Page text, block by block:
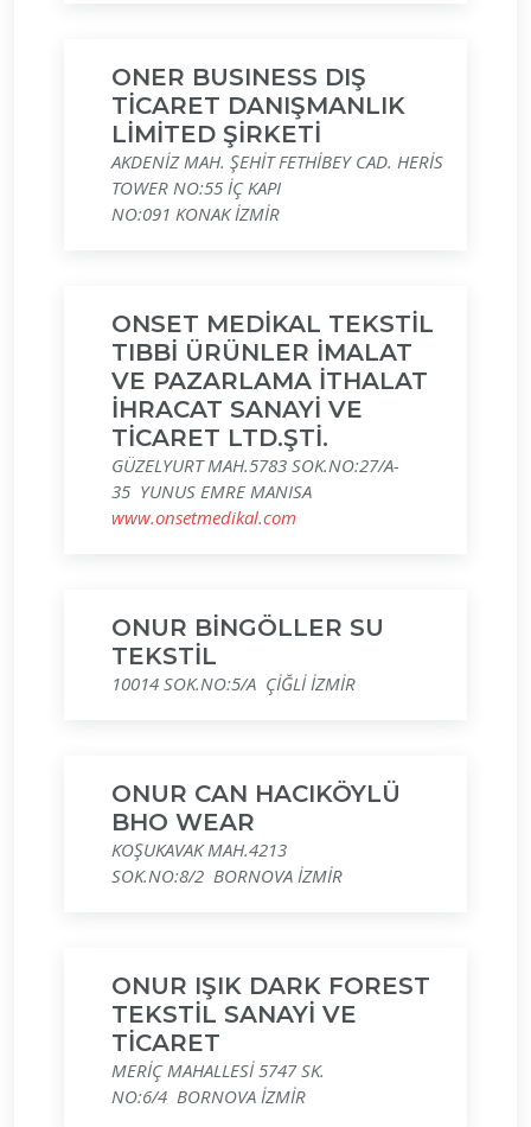
ONER BUSINESS DIŞ
TİCARET DANIŞMANLIK
LİMİTED ŞİRKETİ
AKDENİZ MAH. ŞEHİT FETHİBEY CAD. HERİS
TOWER NO:55 İÇ KAPI
NO:091 KONAK İZMİR
ONSET MEDİKAL TEKSTİL
TIBBİ ÜRÜNLER İMALAT
VE PAZARLAMA İTHALAT
İHRACAT SANAYİ VE
TİCARET LTD.ŞTİ.
GÜZELYURT MAH.5783 SOK.NO:27/A-
35 YUNUS EMRE MANISA
www.onsetmedikal.com
ONUR BİNGÖLLER SU
TEKSTİL
10014 SOK.NO:5/A ÇİĞLİ İZMİR
ONUR CAN HACIKÖYLÜ
BHO WEAR
KOŞUKAVAK MAH.4213
SOK.NO:8/2 BORNOVA İZMİR
ONUR IŞIK DARK FOREST
TEKSTİL SANAYİ VE
TİCARET
MERİÇ MAHALLESİ 5747 SK.
NO:6/4 BORNOVA İZMİR